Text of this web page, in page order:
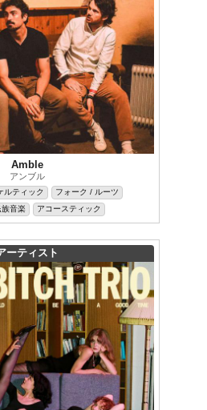
Amble
アンブル
ルティック
フォーク / ルーツ
音楽
アコースティック
ーティスト